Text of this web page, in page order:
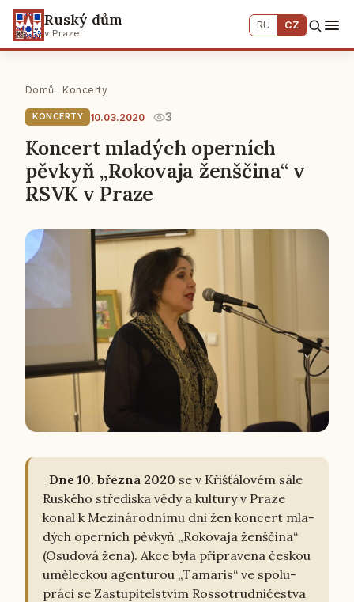
Ruský dům
v Praze
RU CZ
Domů · Koncerty
KONCERTY 10.03.2020 3
Koncert mladých operních
pěvkyň „Rokovaja ženščina“ v
RSVK v Praze
Dne 10. března 2020 se v Křiš­ťá­lo­vém sále
Rus­ké­ho stře­dis­ka vědy a kul­tu­ry v Praze
konal k Me­zi­ná­rod­ní­mu dni žen kon­cert mla­
dých oper­ních pěvkyň „Roko­va­ja žen­šči­na“
(Osu­do­vá žena). Akce byla při­pra­ve­na českou
umě­lec­kou agen­tu­rou „Ta­ma­ris“ ve spo­lu­
prá­ci se Za­stu­pi­tel­stvím Ros­so­trud­ni­čestva